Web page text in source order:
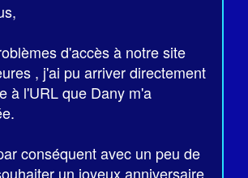
d'accès à notre site
, j'ai pu arriver directement
à l'URL que Dany m'a
conséquent avec un peu de
un joyeux anniversaire